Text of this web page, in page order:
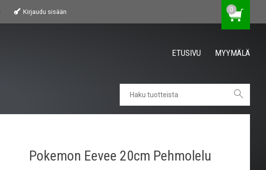
Kirjaudu sisään 0
ETUSIVU MYYMÄLÄ
Pokemon Eevee 20cm Pehmolelu